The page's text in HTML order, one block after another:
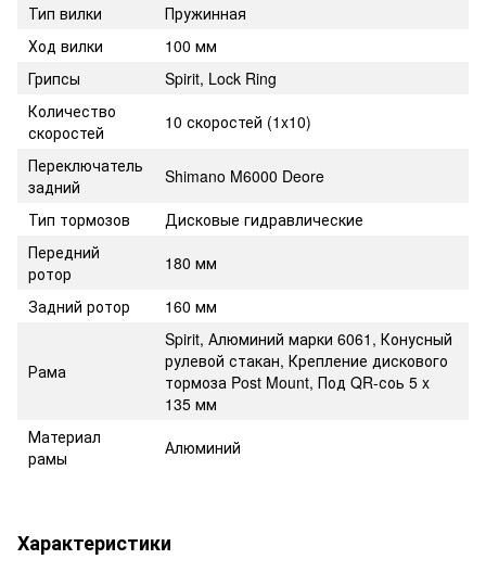
Тип вилки
Пружинная
Ход вилки
100 мм
Грипсы
Spirit, Lock Ring
Количество
скоростей
10 скоростей (1x10)
Переключатель
задний
Shimano M6000 Deore
Тип тормозов
Дисковые гидравлические
Передний
ротор
180 мм
Задний ротор
160 мм
Рама
Spirit, Алюминий марки 6061, Конусный
рулевой стакан, Крепление дискового
тормоза Post Mount, Под QR-соь 5 x
135 мм
Материал
рамы
Алюминий
Характеристики